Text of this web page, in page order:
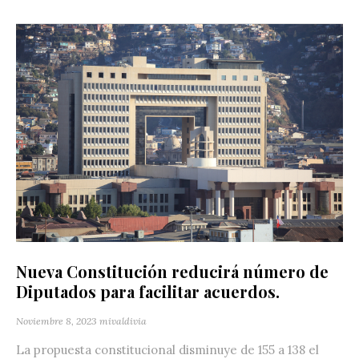
Nueva Constitución reducirá número de
Diputados para facilitar acuerdos.
Noviembre 8, 2023 mivaldivia
La propuesta constitucional disminuye de 155 a 138 el